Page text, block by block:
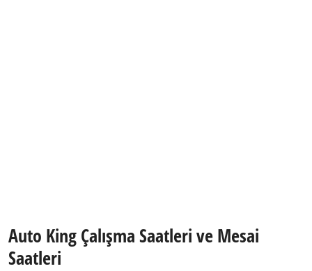
Auto King Çalışma Saatleri ve Mesai
Saatleri